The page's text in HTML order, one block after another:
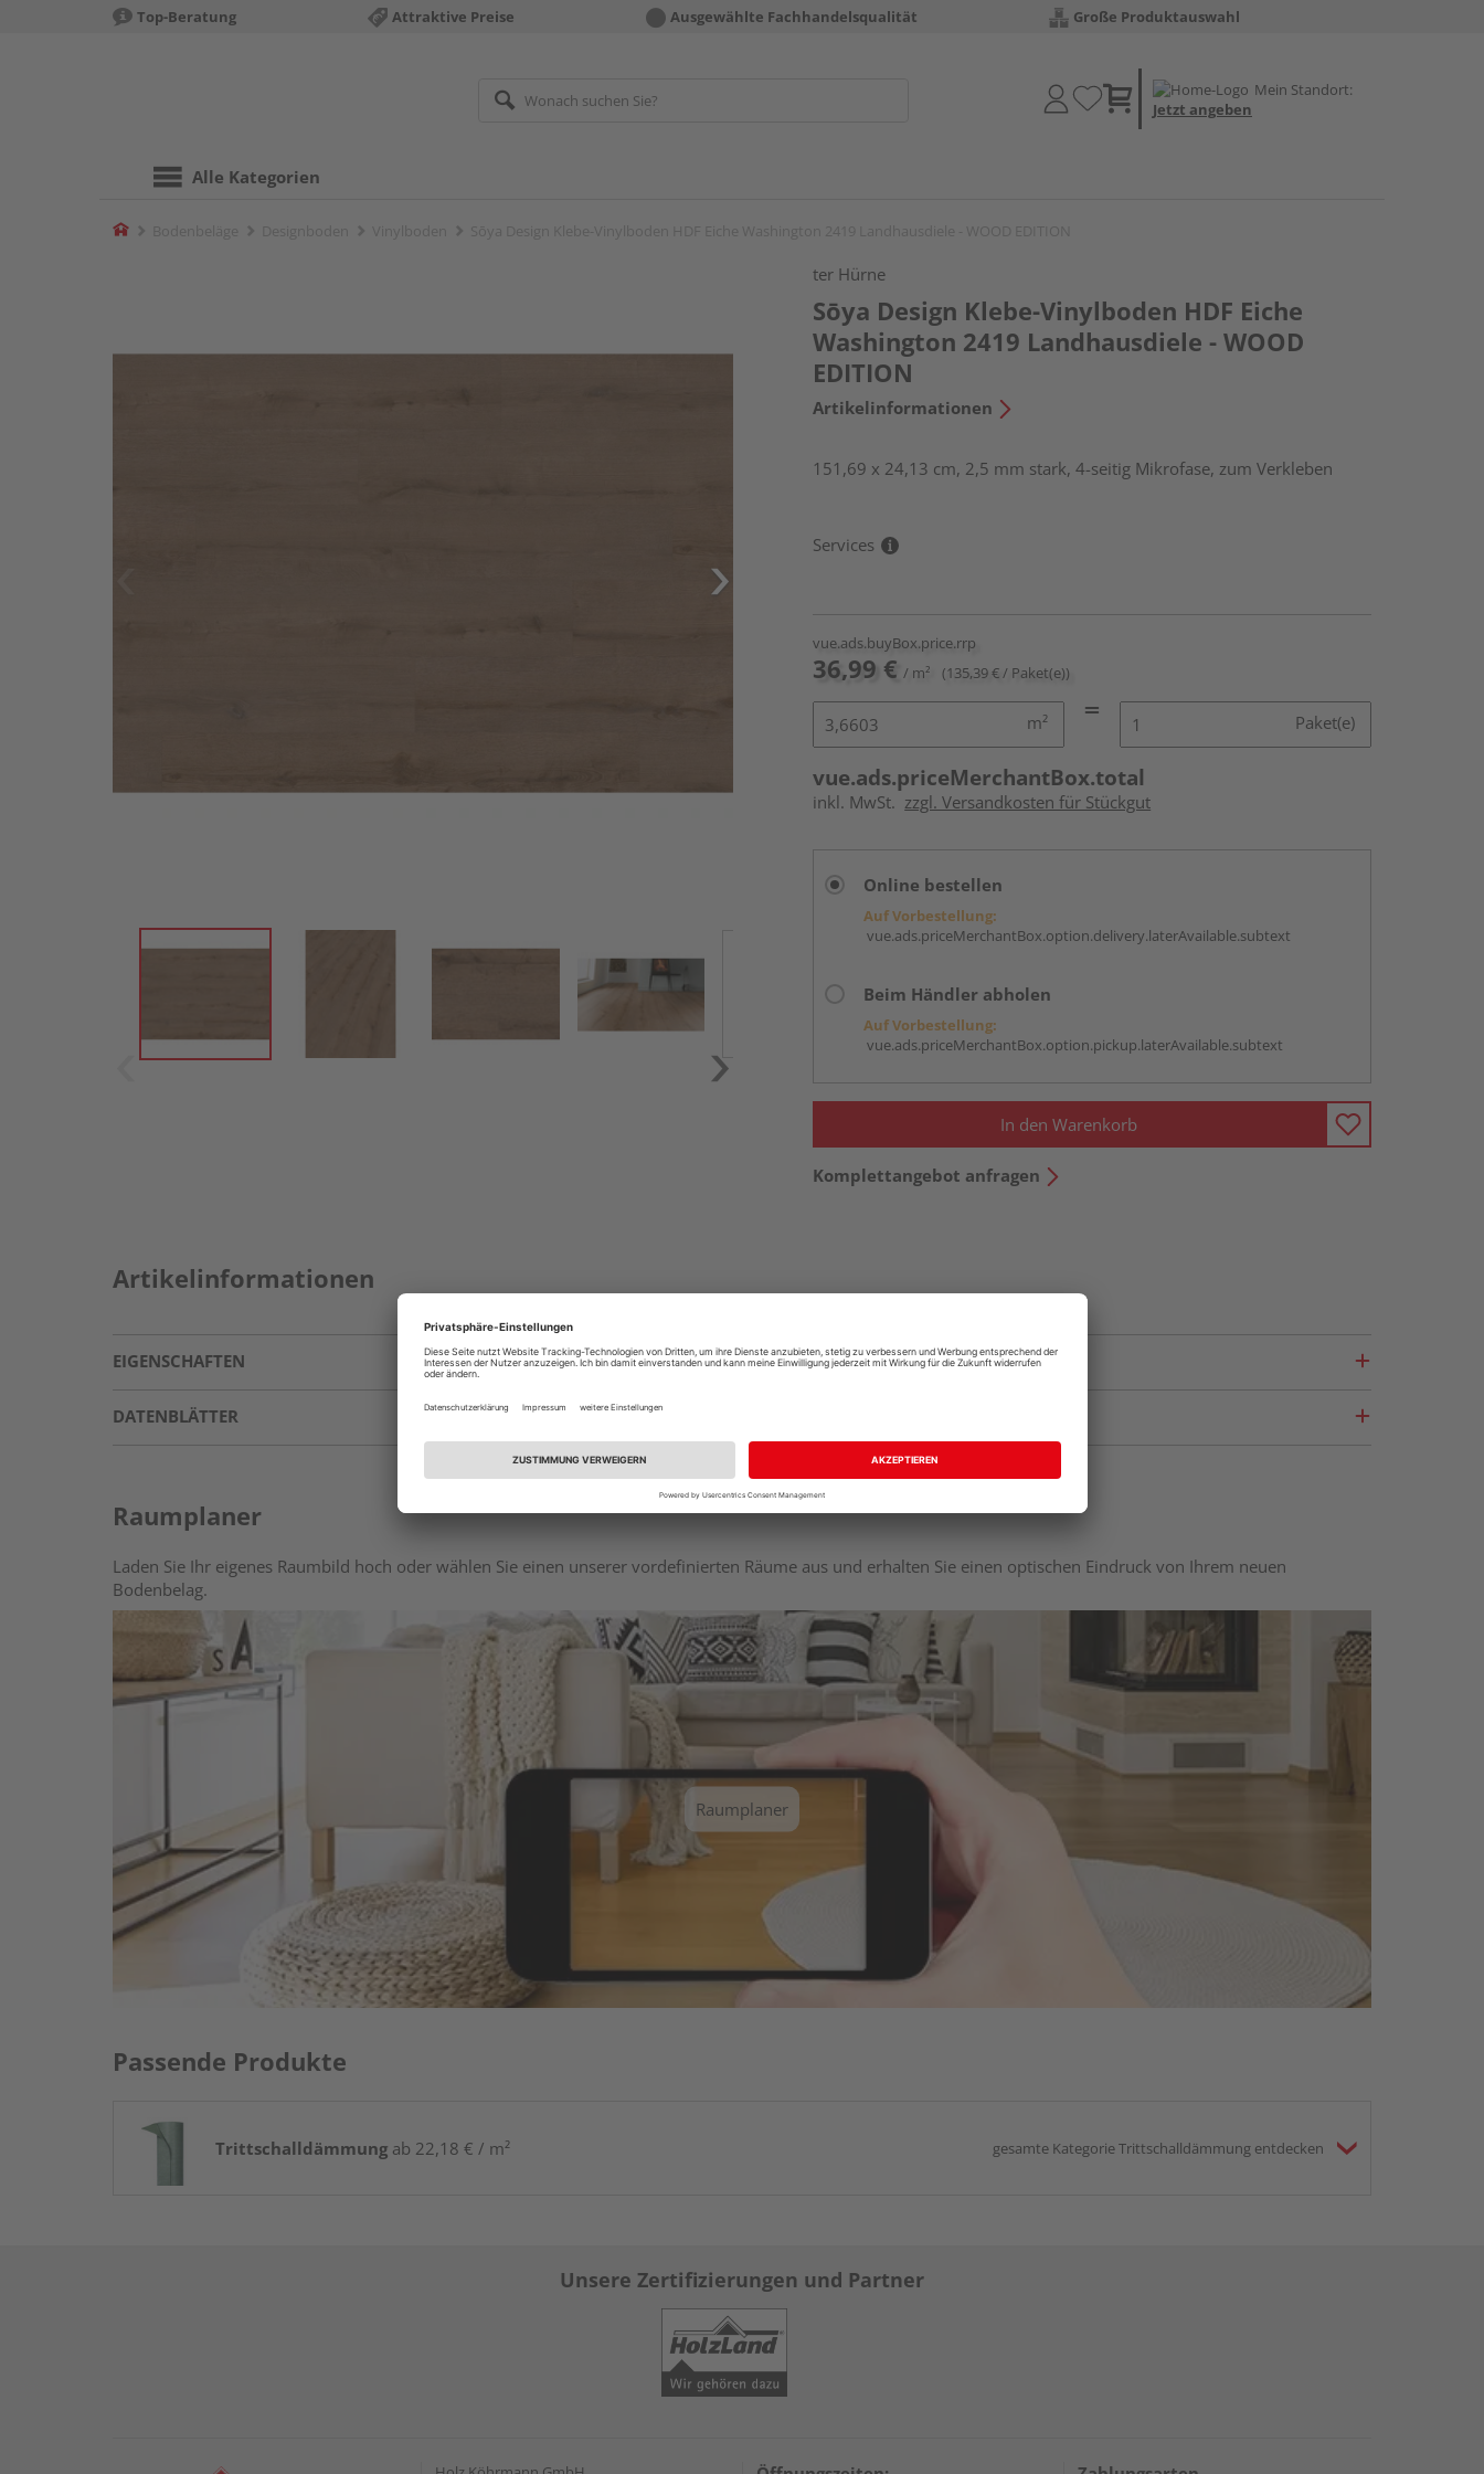
Top-Beratung Attraktive Preise Ausgewählte Fachhandelsqualität Große Produktauswahl
Mein Standort:
Jetzt angeben
Alle Kategorien
Home
ter Hürne
Sōya Design Klebe-Vinylboden HDF Eiche
Washington 2419 Landhausdiele - WOOD
EDITION
Artikelinformationen
151,69 x 24,13 cm, 2,5 mm stark, 4-seitig Mikrofase, zum Verkleben
Services
vue.ads.buyBox.price.rrp
36,99 € / m² (135,39 € / Paket(e))
m² Paket(e)
vue.ads.priceMerchantBox.total
inkl. MwSt. zzgl. Versandkosten für Stückgut
Online bestellen
Auf Vorbestellung:
vue.ads.priceMerchantBox.option.delivery.laterAvailable.subtext
Beim Händler abholen
Auf Vorbestellung:
vue.ads.priceMerchantBox.option.pickup.laterAvailable.subtext
In den Warenkorb
Komplettangebot anfragen
Artikelinformationen
EIGENSCHAFTEN
DATENBLÄTTER
Raumplaner
Laden Sie Ihr eigenes Raumbild hoch oder wählen Sie einen unserer vordefinierten Räume aus und erhalten Sie einen optischen Eindruck von Ihrem neuen
Bodenbelag.
Raumplaner
Passende Produkte
Trittschalldämmung ab 22,18 € / m² gesamte Kategorie Trittschalldämmung entdecken
Unsere Zertifizierungen und Partner